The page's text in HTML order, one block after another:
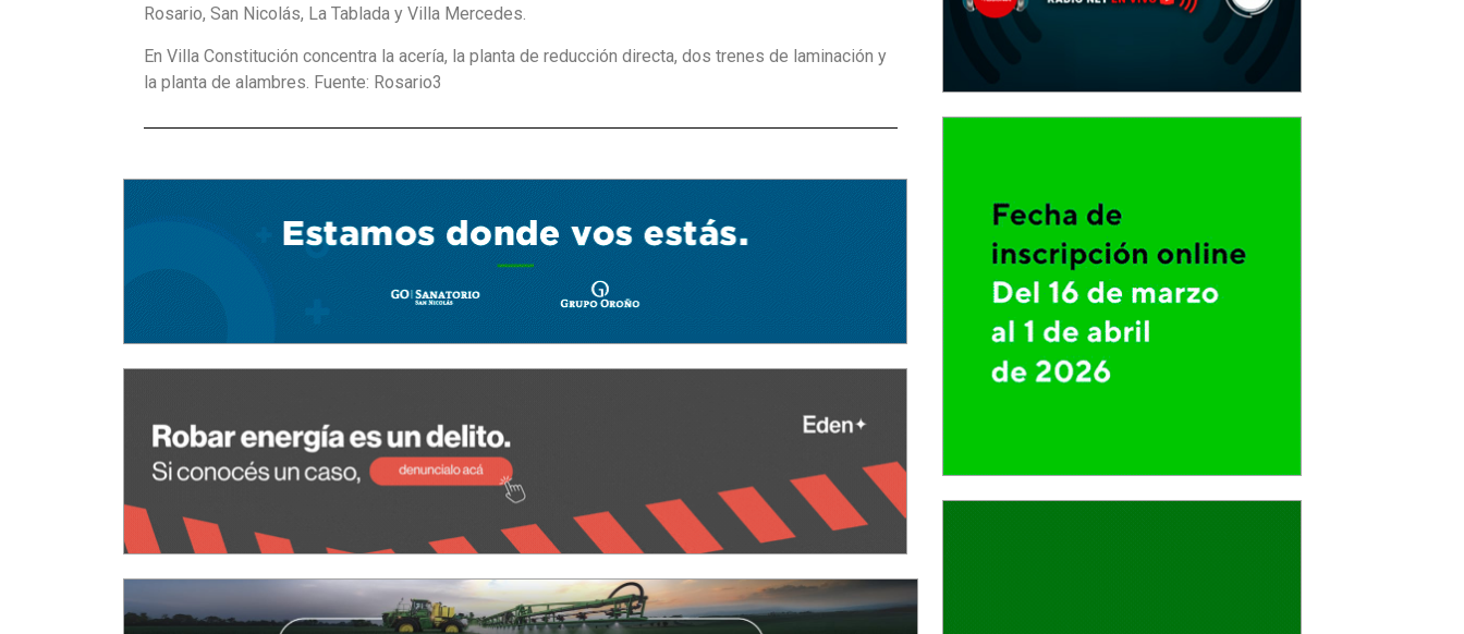
Rosario, San Nicolás, La Tablada y Villa Mercedes.
En Villa Constitución concentra la acería, la planta de reducción directa, dos trenes de laminación y
la planta de alambres. Fuente: Rosario3